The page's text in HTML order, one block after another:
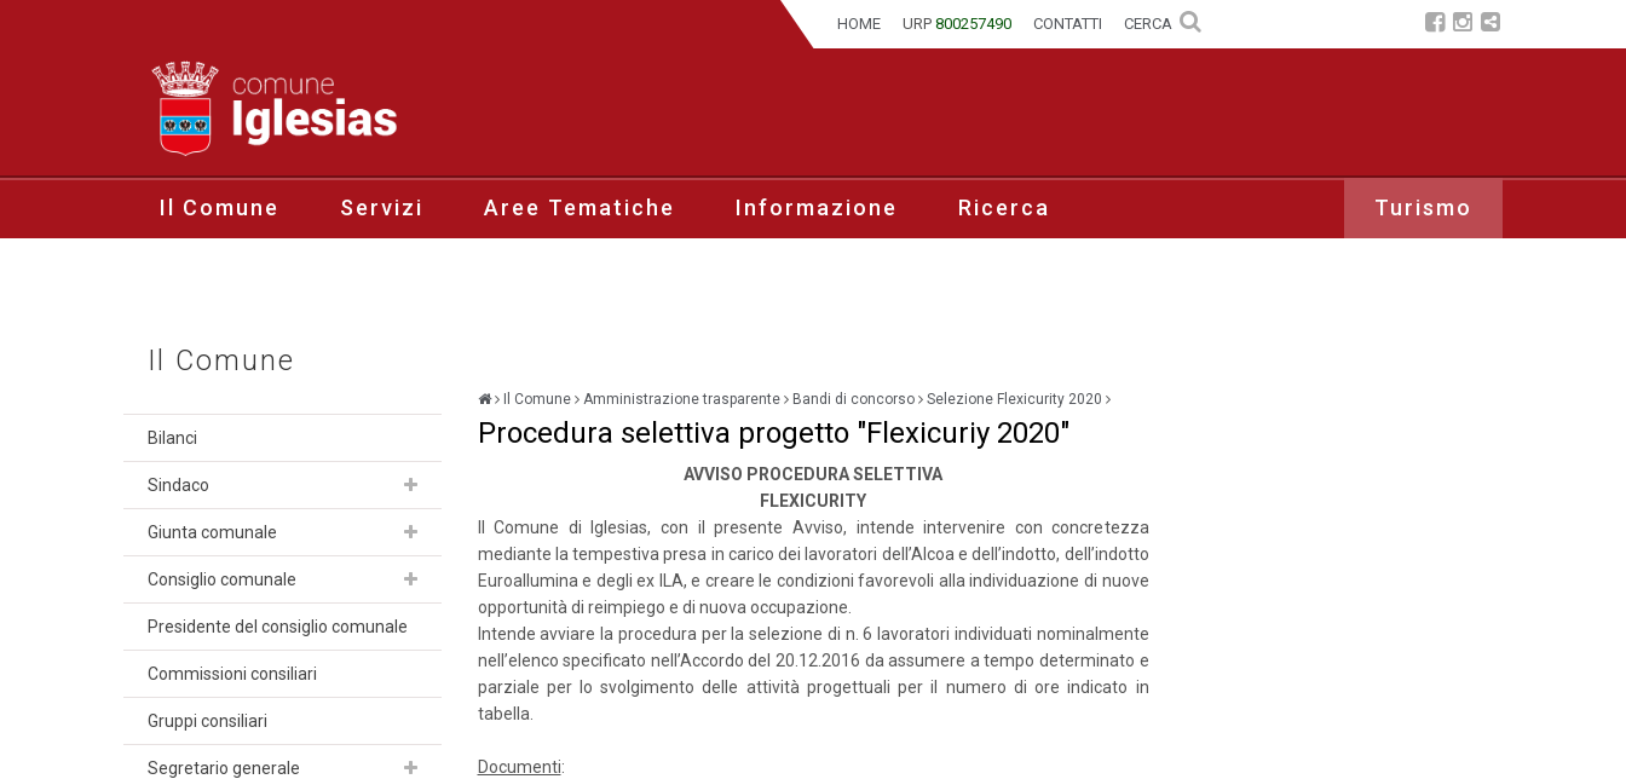
HOME URP 800257490 CONTATTI CERCA
Il Comune Servizi Aree Tematiche Informazione Turismo
Ricerca
Il Comune
Bilanci
Sindaco
Giunta comunale
Consiglio comunale
Presidente del consiglio comunale
Commissioni consiliari
Gruppi consiliari
Segretario generale
Il Comune Amministrazione trasparente Bandi di concorso Selezione Flexicurity 2020
Procedura selettiva progetto "Flexicuriy 2020"
AVVISO PROCEDURA SELETTIVA
FLEXICURITY
Il Comune di Iglesias, con il presente Avviso, intende intervenire con concretezza
mediante la tempestiva presa in carico dei lavoratori dell’Alcoa e dell’indotto, dell’indotto
Euroallumina e degli ex ILA, e creare le condizioni favorevoli alla individuazione di nuove
opportunità di reimpiego e di nuova occupazione.
Intende avviare la procedura per la selezione di n. 6 lavoratori individuati nominalmente
nell’elenco specificato nell’Accordo del 20.12.2016 da assumere a tempo determinato e
parziale per lo svolgimento delle attività progettuali per il numero di ore indicato in
tabella.
Documenti: